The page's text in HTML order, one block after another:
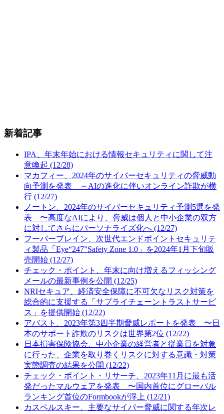
新着記事
IPA、年末年始における情報セキュリティに関して注
意喚起 (12/28)
マカフィー、2024年のサイバーセキュリティの脅威動
向予測を発表 ～AIの進化に伴いオンライン詐欺が横
行 (12/27)
ノートン、2024年のサイバーセキュリティ予測5選を発
表 〜高度なAIにより、脅威は個人と中小企業の双方
に対してさらにパーソナライズ化へ (12/27)
フーバーブレイン、次世代エンドポイントセキュリテ
ィ製品「Eye“247”Safety Zone 1.0」を2024年1月下旬販
売開始 (12/27)
チェック・ポイント、年末に向け増えるフィッシング
メールの最新事例を公開 (12/25)
NRIセキュア、経済安全保障に不可欠なリスク対策を
総合的に支援する「サプライチェーントラストサービ
ス」を提供開始 (12/22)
アバスト、2023年第3四半期脅威レポートを発表 〜日
本のサポート詐欺のリスクは世界第2位 (12/22)
日本損害保険協会、中小企業の経営者と従業員を対象
に行った、企業を取り巻くリスクに対する意識・対策
実態調査の結果を公開 (12/22)
チェック・ポイント・リサーチ、2023年11月に最も活
発だったマルウェアを発表 〜国内首位にグローバル
ランキング首位のFormbookが浮上 (12/21)
カスペルスキー、主要なサイバー脅威に関する年次レ